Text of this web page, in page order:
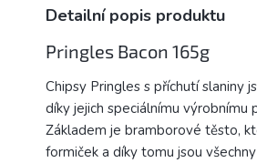
Detailní popis produktu
Pringles Bacon 165g
Chipsy Pringles s příchutí slaniny
díky jejich speciálnímu výrobnímu
Základem je bramborové těsto,
formiček a díky tomu jsou